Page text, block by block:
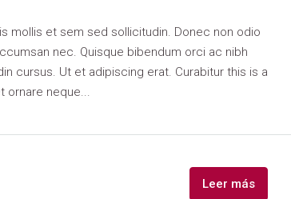
mollis et sem sed sollicitudin. Donec non odio
nec. Quisque bibendum orci ac nibh
cursus. Ut et adipiscing erat. Curabitur this is a
ornare neque...
Leer más